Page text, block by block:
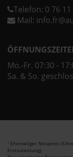
Telefon: 0 76
Mail:
Mo.-Fr. 07:30 -
Sa. & So.
1 Ehemaliger Neupreis
Erstzulassung).